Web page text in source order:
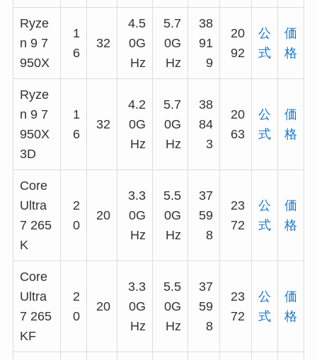
Ryze
n 9 7
950X
1
6
32
4.5
0G
Hz
5.7
0G
Hz
38
91
9
20
92
公
式
価
格
Ryze
n 9 7
950X
3D
1
6
32
4.2
0G
Hz
5.7
0G
Hz
38
84
3
20
63
公
式
価
格
Core
Ultra
7 265
K
2
0
20
3.3
0G
Hz
5.5
0G
Hz
37
59
8
23
72
公
式
価
格
Core
Ultra
7 265
KF
2
0
20
3.3
0G
Hz
5.5
0G
Hz
37
59
8
23
72
公
式
価
格